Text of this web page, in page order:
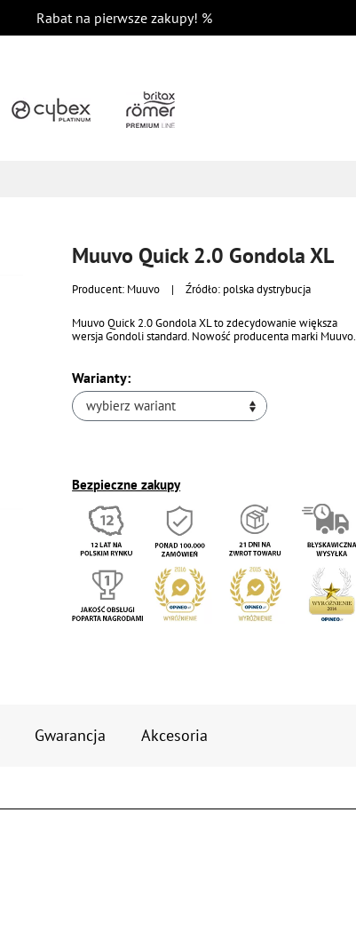
Rabat na pierwsze zakupy! %
Muuvo Quick 2.0 Gondola XL
Producent: Muuvo | Źródło: polska dystrybucja
Muuvo Quick 2.0 Gondola XL to zdecydowanie większa
wersja Gondoli standard. Nowość producenta marki Muuvo.
Warianty:
wybierz wariant
Bezpieczne zakupy
Gwarancja Akcesoria